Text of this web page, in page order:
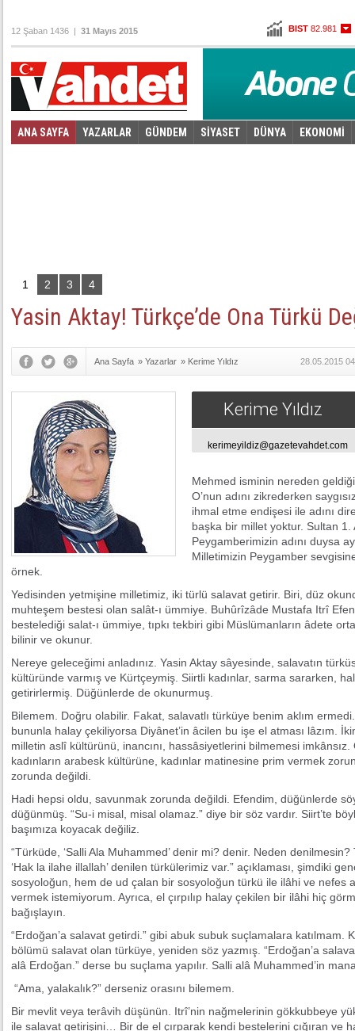
BIST 82.981
Altın101,736
Euro 2,9155
12 Şaban 1436 | 31 Mayıs 2015
ANA SAYFA YAZARLAR GÜNDEM SİYASET DÜNYA EKONOMİ
1 2 3 4
Yasin Aktay! Türkçe’de Ona Türkü
Ana Sayfa » Yazarlar » Kerime Yıldız 28.05.2015
Kerime Yıldız
kerimeyildiz@gazetevahdet.com
Mehmed isminin nereden
O’nun adını zikrederken
ihmal etme endişesi ile adını
başka bir millet yoktur. Sultan
Peygamberimizin adını duysa
Milletimizin Peygamber
örnek.
Yedisinden yetmişine milletimiz, iki türlü salavat getirir. Biri, düz
muhteşem bestesi olan salât-ı ümmiye. Buhûrîzâde Mustafa Itrî
bestelediği salat-ı ümmiye, tıpkı tekbiri gibi Müslümanların âdete
bilinir ve okunur.
Nereye geleceğimi anladınız. Yasin Aktay sâyesinde, salavatın
kültüründe varmış ve Kürtçeymiş. Siirtli kadınlar, sarma sararken,
getirirlermiş. Düğünlerde de okunurmuş.
Bilemem. Doğru olabilir. Fakat, salavatlı türküye benim aklım
bununla halay çekiliyorsa Diyânet’in âcilen bu işe el atması lâzım.
milletin aslî kültürünü, inancını, hassâsiyetlerini bilmemesi
kadınların arabesk kültürüne, kadınlar matinesine prim vermek
zorunda değildi.
Hadi hepsi oldu, savunmak zorunda değildi. Efendim, düğünlerde
düğünmüş. “Su-i misal, misal olamaz.” diye bir söz vardır. Siirt’te
başımıza koyacak değiliz.
“Türküde, ‘Salli Ala Muhammed’ denir mi? denir. Neden
‘Hak la ilahe illallah’ denilen türkülerimiz var.” açıklaması, şimdiki
sosyoloğun, hem de ud çalan bir sosyoloğun türkü ile ilâhi ve nefes
vermek istemiyorum. Ayrıca, el çırpılıp halay çekilen bir ilâhi hiç
bağışlayın.
“Erdoğan’a salavat getirdi.” gibi abuk subuk suçlamalara katılmam.
bölümü salavat olan türküye, yeniden söz yazmış. “Erdoğan’a
alâ Erdoğan.” derse bu suçlama yapılır. Salli alâ Muhammed’in
“Ama, yalakalık?” derseniz orasını bilemem.
Bir mevlit veya terâvih düşünün. Itrî’nin nağmelerinin gökkubbeye
ile salavat getirişini… Bir de el çırparak kendi bestelerini çığıran ve